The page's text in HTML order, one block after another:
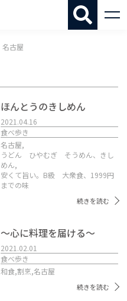
名古屋
ほんとうのきしめん
2021.04.16
食べ歩き
名古屋,
うどん ひやむぎ そうめん、きし
めん,
安くて旨い。B級 大衆食、1999円
までの味
続きを読む
〜心に料理を届ける〜
2021.02.01
食べ歩き
和食,割烹,名古屋
続きを読む